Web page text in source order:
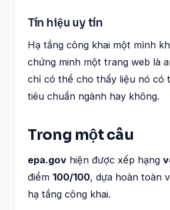
Tín hiệu uy tín
Hạ tầng công khai một mình
chứng minh một trang web là
chỉ có thể cho thấy liệu nó có
tiêu chuẩn ngành hay không.
Trong một câu
epa.gov hiện được xếp hạng
điểm 100/100, dựa hoàn toàn
hạ tầng công khai.